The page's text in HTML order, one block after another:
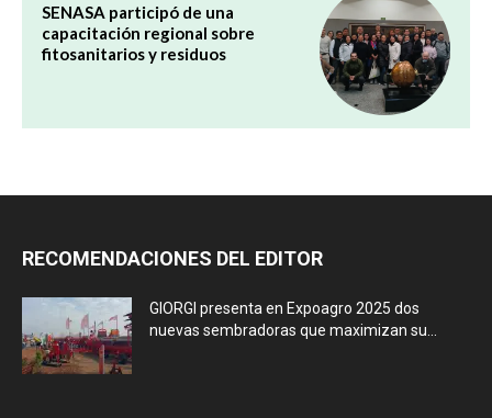
SENASA participó de una
capacitación regional sobre
fitosanitarios y residuos
RECOMENDACIONES DEL EDITOR
GIORGI presenta en Expoagro 2025 dos
nuevas sembradoras que maximizan su...